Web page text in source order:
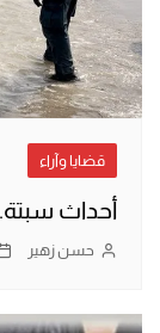
قضايا وآراء
أحداث
حسن زهير